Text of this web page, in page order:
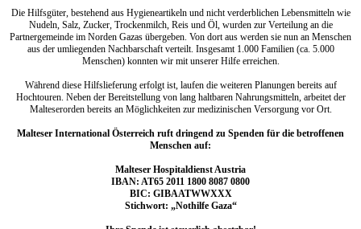
Die Hilfsgüter, bestehend aus Hygieneartikeln und nicht verderblichen Lebensmitteln wie
Nudeln, Salz, Zucker, Trockenmilch, Reis und Öl, wurden zur Verteilung an die
Partnergemeinde im Norden Gazas übergeben. Von dort aus werden sie nun an Menschen
aus der umliegenden Nachbarschaft verteilt. Insgesamt 1.000 Familien (ca. 5.000
Menschen) konnten wir mit unserer Hilfe erreichen.
Während diese Hilfslieferung erfolgt ist, laufen die weiteren Planungen bereits auf
Hochtouren. Neben der Bereitstellung von lang haltbaren Nahrungsmitteln, arbeitet der
Malteserorden bereits an Möglichkeiten zur medizinischen Versorgung vor Ort.
Malteser International Österreich ruft dringend zu Spenden für die betroffenen
Menschen auf:
Malteser Hospitaldienst Austria
IBAN: AT65 2011 1800 8087 0800
BIC: GIBAATWWXXX
Stichwort: „Nothilfe Gaza“